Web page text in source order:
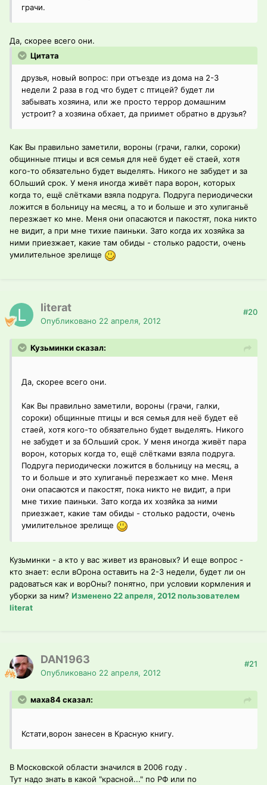
грачи.
Да, скорее всего они.
Цитата
друзья, новый вопрос: при отъезде из дома на 2-3
недели 2 раза в год что будет с птицей? будет ли
забывать хозяина, или же просто террор домашним
устроит? а хозяина обхает, да приимет обратно в друзья?
Как Вы правильно заметили, вороны (грачи, галки, сороки)
общинные птицы и вся семья для неё будет её стаей, хотя
кого-то обязательно будет выделять. Никого не забудет и за
бОльший срок. У меня иногда живёт пара ворон, которых
когда то, ещё слётками взяла подруга. Подруга периодически
ложится в больницу на месяц, а то и больше и это хулиганьё
перезжает ко мне. Меня они опасаются и пакостят, пока никто
не видит, а при мне тихие паиньки. Зато когда их хозяйка за
ними приезжает, какие там обиды - столько радости, очень
умилительное зрелище
literat
Опубликовано 22 апреля, 2012
#20
Кузьминки сказал:
Да, скорее всего они.
Как Вы правильно заметили, вороны (грачи, галки,
сороки) общинные птицы и вся семья для неё будет её
стаей, хотя кого-то обязательно будет выделять. Никого
не забудет и за бОльший срок. У меня иногда живёт пара
ворон, которых когда то, ещё слётками взяла подруга.
Подруга периодически ложится в больницу на месяц, а
то и больше и это хулиганьё перезжает ко мне. Меня
они опасаются и пакостят, пока никто не видит, а при
мне тихие паиньки. Зато когда их хозяйка за ними
приезжает, какие там обиды - столько радости, очень
умилительное зрелище
Кузьминки - а кто у вас живет из врановых? И еще вопрос -
кто знает: если вОрона оставить на 2-3 недели, будет ли он
радоваться как и ворОны? понятно, при условии кормления и
уборки за ним? Изменено22 апреля, 2012пользователем
literat
DAN1963
Опубликовано 22 апреля, 2012
#21
маха84 сказал:
Кстати,ворон занесен в Красную книгу.
В Московской области значился в 2006 году .
Тут надо знать в какой "красной..." по РФ или по